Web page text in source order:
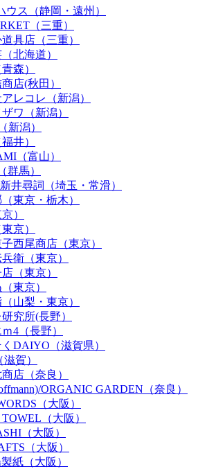
ウス（静岡・遠州）
（三重）
具店（三重）
北海道）
森）
店(秋田）
レコレ（新潟）
ワ（新潟）
新潟）
井）
（富山）
群馬）
井尋詞（埼玉・常滑）
東京・栃木）
）
京）
西尾商店（東京）
衛（東京）
（東京）
東京）
山梨・東京）
究所(長野）
4（長野）
DAIYO（滋賀県）
賀）
店（奈良）
ORGANIC GARDEN（奈良）
（大阪）
（大阪）
（大阪）
（大阪）
紙（大阪）